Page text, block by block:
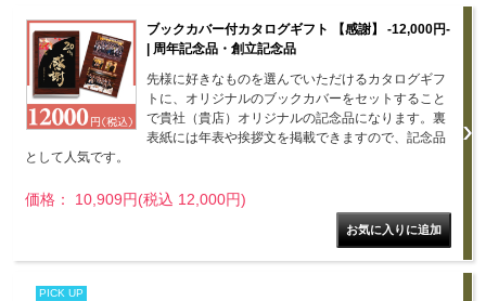
ブックカバー付カタログギフト 【感謝】 -12,000円-
| 周年記念品・創立記念品
先様に好きなものを選んでいただけるカタログギフ
トに、オリジナルのブックカバーをセットすること
で貴社（貴店）オリジナルの記念品になります。裏
表紙には年表や挨拶文を掲載できますので、記念品
として人気です。
価格： 10,909円(税込 12,000円)
PICK UP